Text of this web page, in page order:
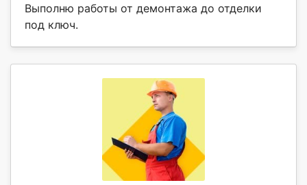
Выполню работы от демонтажа до отделки
под ключ.